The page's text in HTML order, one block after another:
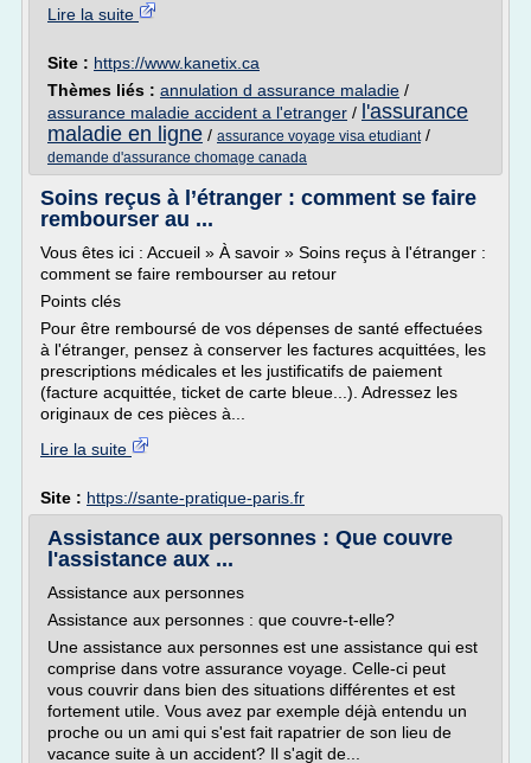
Lire la suite
Site : https://www.kanetix.ca
Thèmes liés : annulation d assurance maladie /
assurance maladie accident a l'etranger / l'assurance
maladie en ligne / assurance voyage visa etudiant/
demande d'assurance chomage canada
Soins reçus à l’étranger : comment se faire
rembourser au ...
Vous êtes ici : Accueil » À savoir » Soins reçus à l'étranger :
comment se faire rembourser au retour
Points clés
Pour être remboursé de vos dépenses de santé effectuées
à l'étranger, pensez à conserver les factures acquittées, les
prescriptions médicales et les justificatifs de paiement
(facture acquittée, ticket de carte bleue...). Adressez les
originaux de ces pièces à...
Lire la suite
Site : https://sante-pratique-paris.fr
Assistance aux personnes : Que couvre
l'assistance aux ...
Assistance aux personnes
Assistance aux personnes : que couvre-t-elle?
Une assistance aux personnes est une assistance qui est
comprise dans votre assurance voyage. Celle-ci peut
vous couvrir dans bien des situations différentes et est
fortement utile. Vous avez par exemple déjà entendu un
proche ou un ami qui s'est fait rapatrier de son lieu de
vacance suite à un accident? Il s'agit de...